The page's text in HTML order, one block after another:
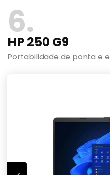
6
HP 250 G9
Portabilidade de ponta e